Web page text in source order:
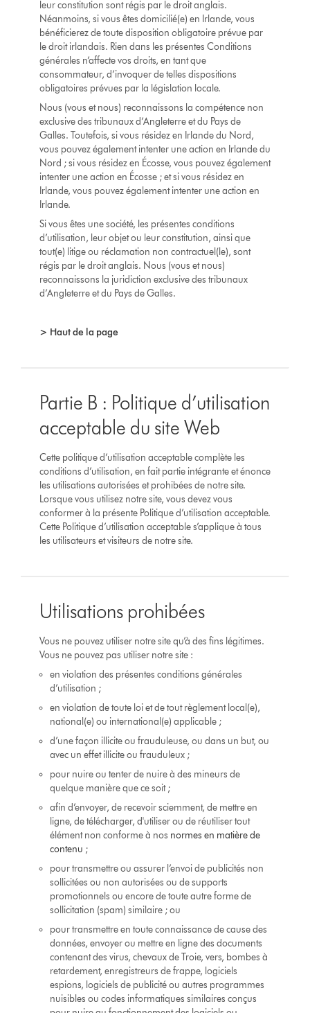
leur constitution sont régis par le droit anglais.
Néanmoins, si vous êtes domicilié(e) en Irlande, vous
bénéficierez de toute disposition obligatoire prévue par
le droit irlandais. Rien dans les présentes Conditions
générales n’affecte vos droits, en tant que
consommateur, d’invoquer de telles dispositions
obligatoires prévues par la législation locale.
Nous (vous et nous) reconnaissons la compétence non
exclusive des tribunaux d’Angleterre et du Pays de
Galles. Toutefois, si vous résidez en Irlande du Nord,
vous pouvez également intenter une action en Irlande du
Nord ; si vous résidez en Écosse, vous pouvez également
intenter une action en Écosse ; et si vous résidez en
Irlande, vous pouvez également intenter une action en
Irlande.
Si vous êtes une société, les présentes conditions
d’utilisation, leur objet ou leur constitution, ainsi que
tout(e) litige ou réclamation non contractuel(le), sont
régis par le droit anglais. Nous (vous et nous)
reconnaissons la juridiction exclusive des tribunaux
d’Angleterre et du Pays de Galles.
> Haut de la page
Partie B : Politique d’utilisation
acceptable du site Web
Cette politique d’utilisation acceptable complète les
conditions d’utilisation, en fait partie intégrante et énonce
les utilisations autorisées et prohibées de notre site.
Lorsque vous utilisez notre site, vous devez vous
conformer à la présente Politique d’utilisation acceptable.
Cette Politique d’utilisation acceptable s’applique à tous
les utilisateurs et visiteurs de notre site.
Utilisations prohibées
Vous ne pouvez utiliser notre site qu’à des fins légitimes.
Vous ne pouvez pas utiliser notre site :
en violation des présentes conditions générales
d’utilisation ;
en violation de toute loi et de tout règlement local(e),
national(e) ou international(e) applicable ;
d’une façon illicite ou frauduleuse, ou dans un but, ou
avec un effet illicite ou frauduleux ;
pour nuire ou tenter de nuire à des mineurs de
quelque manière que ce soit ;
afin d’envoyer, de recevoir sciemment, de mettre en
ligne, de télécharger, d'utiliser ou de réutiliser tout
élément non conforme à nos normes en matière de
contenu ;
pour transmettre ou assurer l’envoi de publicités non
sollicitées ou non autorisées ou de supports
promotionnels ou encore de toute autre forme de
sollicitation (spam) similaire ; ou
pour transmettre en toute connaissance de cause des
données, envoyer ou mettre en ligne des documents
contenant des virus, chevaux de Troie, vers, bombes à
retardement, enregistreurs de frappe, logiciels
espions, logiciels de publicité ou autres programmes
nuisibles ou codes informatiques similaires conçus